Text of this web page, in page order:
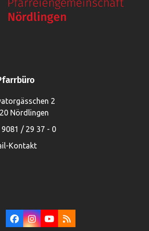
2
Nördlingen
9081 / 29 37 - 0
Kontakt
Facebook
Instagram
YouTube
RSS